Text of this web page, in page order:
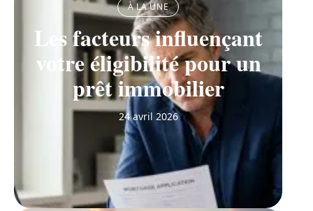
À LA UNE
Les facteurs influençant
votre éligibilité pour un
prêt immobilier
24 avril 2026